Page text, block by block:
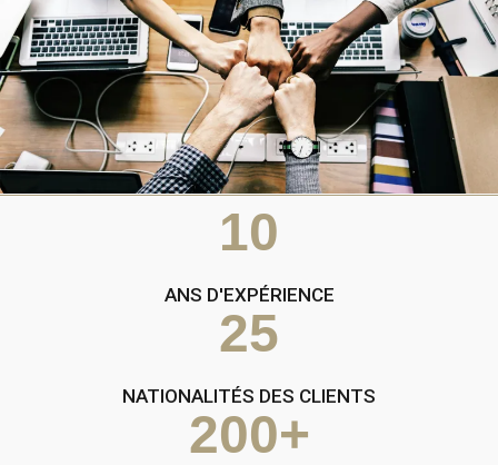
0
10
ANS D'EXPÉRIENCE
0
1
2
0
1
2
3
4
5
NATIONALITÉS DES CLIENTS
1
200+